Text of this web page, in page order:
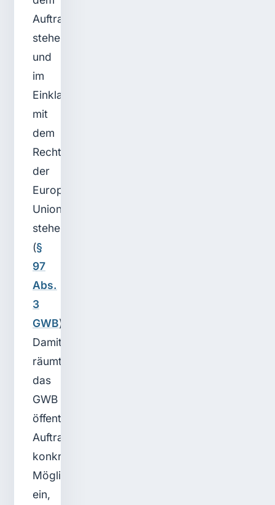
Auftragsgegenstand
stehen
und
im
Einklang
mit
dem
Recht
der
Europäischen
Union
stehen
(§
97
Abs.
3
GWB).
Damit
räumt
das
GWB
öffentlichen
Auftraggebern
konkrete
Möglichkeiten
ein,